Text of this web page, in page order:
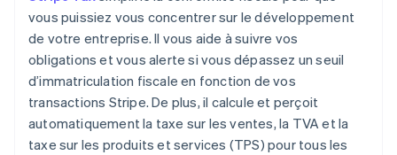
vous puissiez vous concentrer sur le développement
de votre entreprise. Il vous aide à suivre vos
obligations et vous alerte si vous dépassez un seuil
d’immatriculation fiscale en fonction de vos
transactions Stripe. De plus, il calcule et perçoit
automatiquement la taxe sur les ventes, la TVA et la
taxe sur les produits et services (TPS) pour tous les